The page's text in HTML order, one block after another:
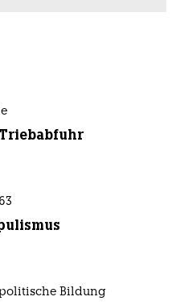
Bildung